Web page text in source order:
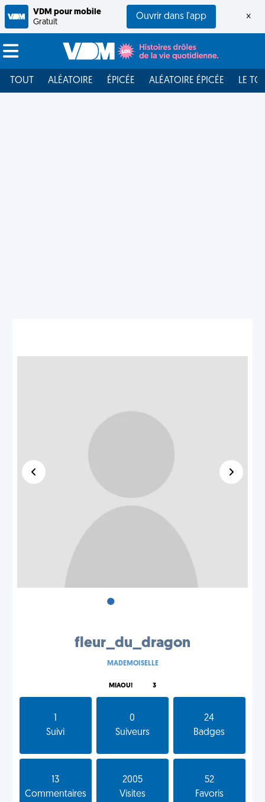
VDM pour mobile
Gratuit
Ouvrir dans l'app ×
TOUT ALÉATOIRE ÉPICÉE ALÉATOIRE ÉPICÉE LE
•
fleur_du_dragon
MADEMOISELLE
MIAOU! 3
Suivi
0
Suiveurs
24
Badges
13
Commentaires
2005
Visites
52
Favoris